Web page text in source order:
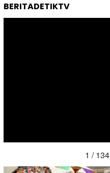
BERITADETIKTV
1 / 134